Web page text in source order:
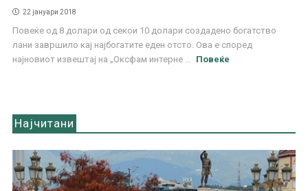
22 јануари 2018
Повеќе од 8 долари од секои 10 долари создадено богатство
лани завршило кај најбогатите еден отсто. Ова е според
најновиот извештај на „Оксфам интерне ...
Повеќе
Најчитани